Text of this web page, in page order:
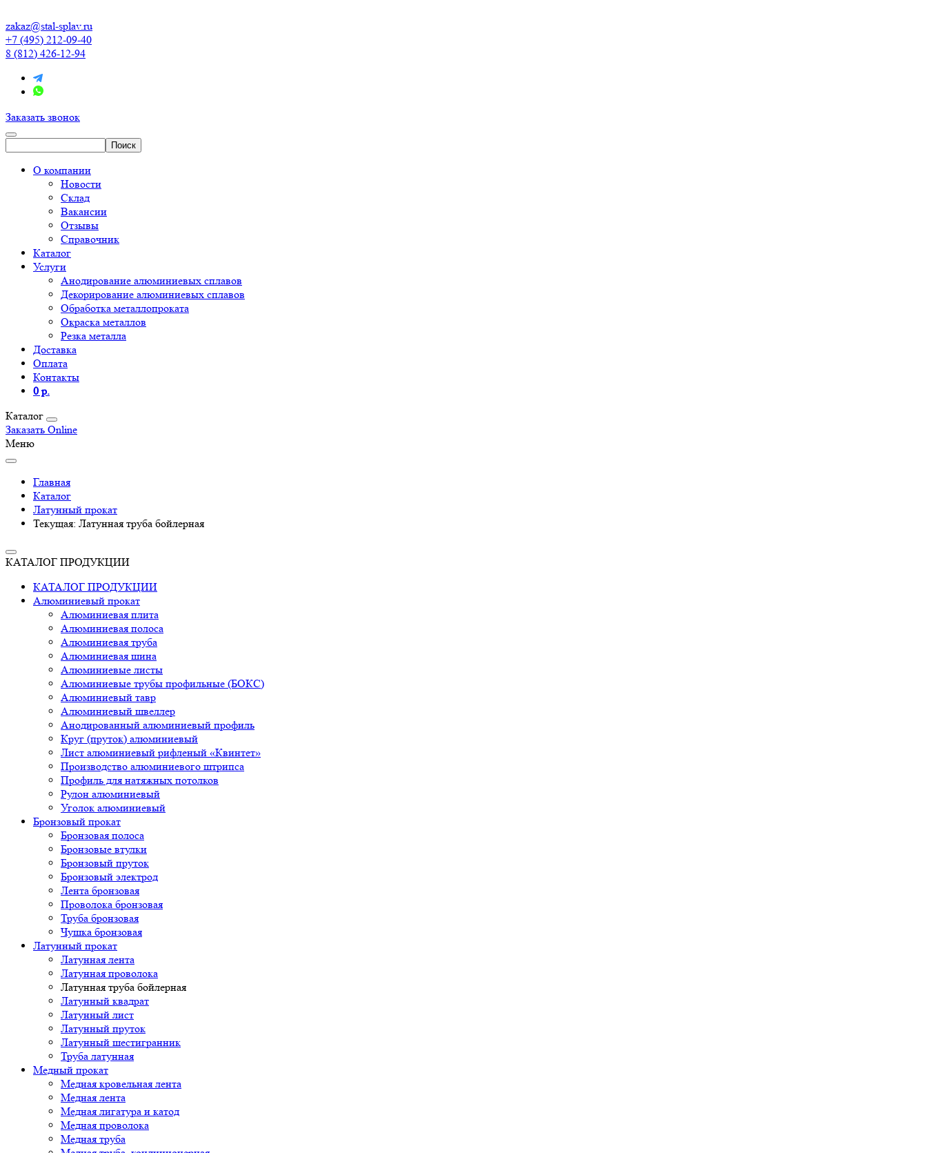
zakaz@stal-splav.ru
+7 (495) 212-09-40
8 (812) 426-12-94
Заказать звонок
О компании
Новости
Склад
Вакансии
Отзывы
Справочник
Каталог
Услуги
Анодирование алюминиевых сплавов
Декорирование алюминиевых сплавов
Обработка металлопроката
Окраска металлов
Резка металла
Доставка
Оплата
Контакты
0 р.
Каталог
Заказать Online
Меню
Главная
Каталог
Латунный прокат
Текущая: Латунная труба бойлерная
КАТАЛОГ ПРОДУКЦИИ
КАТАЛОГ ПРОДУКЦИИ
Алюминиевый прокат
Алюминиевая плита
Алюминиевая полоса
Алюминиевая труба
Алюминиевая шина
Алюминиевые листы
Алюминиевые трубы профильные (БОКС)
Алюминиевый тавр
Алюминиевый швеллер
Анодированный алюминиевый профиль
Круг (пруток) алюминиевый
Лист алюминиевый рифленый «Квинтет»
Производство алюминиевого штрипса
Профиль для натяжных потолков
Рулон алюминиевый
Уголок алюминиевый
Бронзовый прокат
Бронзовая полоса
Бронзовые втулки
Бронзовый пруток
Бронзовый электрод
Лента бронзовая
Проволока бронзовая
Труба бронзовая
Чушка бронзовая
Латунный прокат
Латунная лента
Латунная проволока
Латунная труба бойлерная
Латунный квадрат
Латунный лист
Латунный пруток
Латунный шестигранник
Труба латунная
Медный прокат
Медная кровельная лента
Медная лента
Медная лигатура и катод
Медная проволока
Медная труба